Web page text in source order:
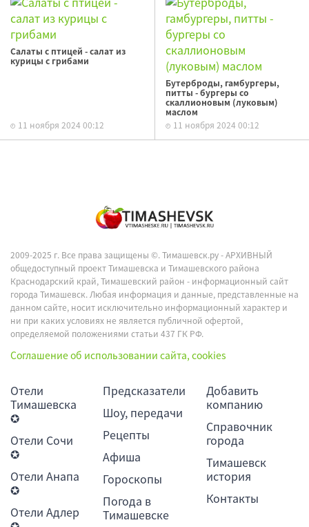
Салаты с птицей - салат из
курицы с грибами
11 ноября 2024 00:12
Бутерброды, гамбургеры,
питты - бургеры со
скаллионовым (луковым)
маслом
11 ноября 2024 00:12
2009-2025 г. Все права защищены ©.Тимашевск.ру - АРХИВНЫЙ
общедоступный проект Тимашевска и Тимашевского района
Краснодарский край, Тимашевский район - информационный сайт
города Тимашевск. Любая информация и данные, представленные на
данном сайте, носит исключительно информационный характер и
ни при каких условиях не является публичной офертой,
определяемой положениями статьи 437 ГК РФ.
Соглашение об использовании сайта, cookies
Отели
Тимашевска
✪
Отели Сочи
✪
Отели Анапа
✪
Отели Адлер
Предсказатели
Шоу, передачи
Рецепты
Афиша
Гороскопы
Погода в
Тимашевске
Добавить
компанию
Справочник
города
Тимашевск
история
Контакты